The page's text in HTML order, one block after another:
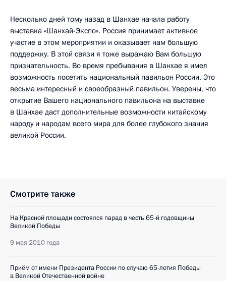
Несколько дней тому назад в Шанхае начала работу
выставка «Шанхай-Экспо». Россия принимает активное
участие в этом мероприятии и оказывает нам большую
поддержку. В этой связи я тоже выражаю Вам большую
признательность. Во время пребывания в Шанхае я имел
возможность посетить национальный павильон России. Это
весьма интересный и своеобразный павильон. Уверены, что
открытие Вашего национального павильона на выставке
в Шанхае даст дополнительные возможности китайскому
народу и народам всего мира для более глубокого знания
великой России.
Смотрите также
На Красной площади состоялся парад в честь 65-й годовщины
Великой Победы
9 мая 2010 года
Приём от имени Президента России по случаю 65-летия Победы
в Великой Отечественной войне